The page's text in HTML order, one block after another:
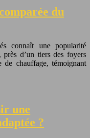
du
connaît une popularité
d’un tiers des foyers
chauffage, témoignant
une
?